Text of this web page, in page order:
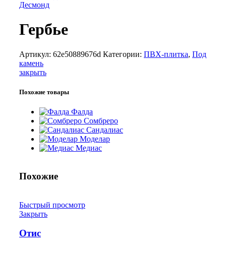
Десмонд
Гербье
Артикул: 62e50889676d Категории: ПВХ-плитка, Под
камень
закрыть
Похожие товары
Фалда
Сомбреро
Сандалиас
Моделар
Медиас
Похожие
Быстрый просмотр
Закрыть
Отис